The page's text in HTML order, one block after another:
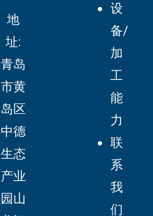
地
址:
青岛
市黄
岛区
中德
生态
产业
园山
设
备/
加
工
能
力
联
系
我
们